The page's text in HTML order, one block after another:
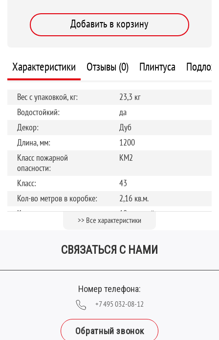
Добавить в корзину
Характеристики Отзывы (0) Плинтуса
Вес с упаковкой, кг:
23,3 кг
Водостойкий:
да
Декор:
Дуб
Длина, мм:
1200
Класс пожарной
опасности:
КМ2
Класс:
43
Кол-во метров в коробке:
2,16 кв.м.
Количество штук в
10 панелей
Обработка поверхности:
Полуматовая
Страна производства:
Китай
до +27 градусов
Замок
4.5
>> Все характеристики
СВЯЗАТЬСЯ С НАМИ
Номер телефона:
+7 495 032-08-12
Обратный звонок